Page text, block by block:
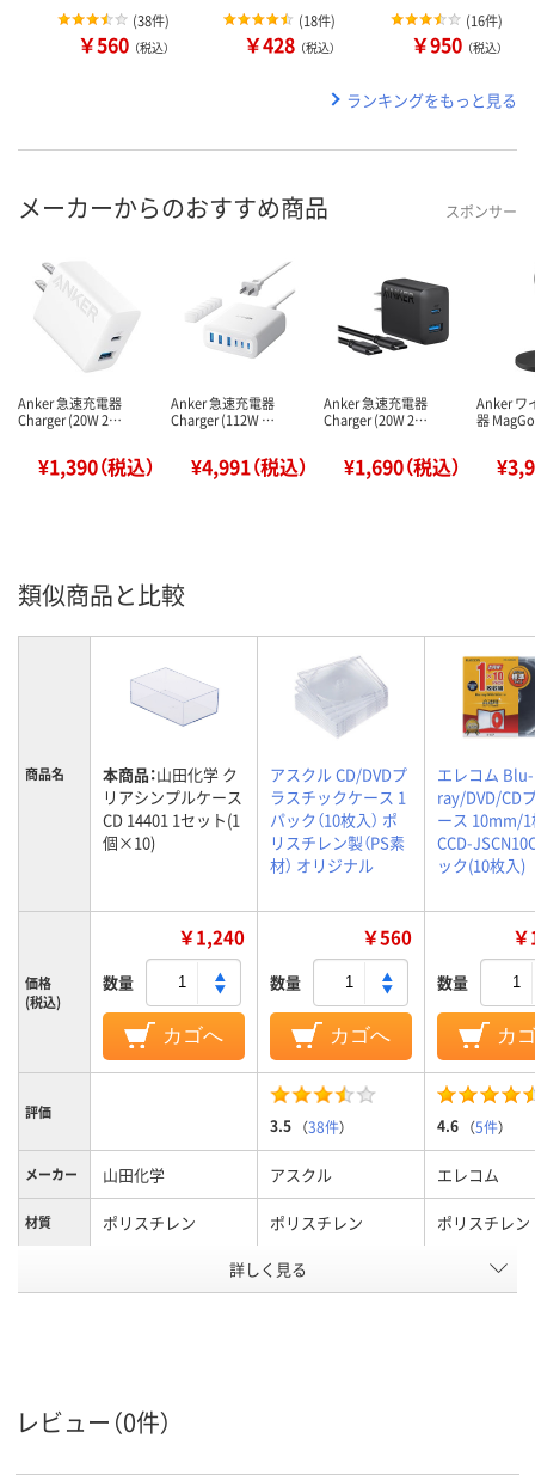
(38件)
￥560 （税込）
(18件)
￥428 （税込）
(16件)
￥950 （税込）
ランキングをもっと見る
メーカーからのおすすめ商品 スポンサー
Anker 急速充電器
Charger (20W 2…
¥1,390（税込）
Anker 急速充電器
Charger (112W …
¥4,991（税込）
Anker 急速充電器
Charger (20W 2…
¥1,690（税込）
Anker ワ
器
類似商品と比較
商品名 本商品：山田化学 ク
リアシンプルケース
CD 14401 1セット(1
個×10)
アスクル CD/DVDプ
ラスチックケース 1
パック（10枚入） ポ
リスチレン製（PS素
材） オリジナル
エレコム Blu-
ray/DVD/CD
ース 10mm/
CCD-
ック(10枚入)
価格
(税込)
￥1,240
数量
カゴへ
￥560
数量
カゴへ
数量
カ
評価
3.5 （38件） 4.6 （5件）
メーカー 山田化学 アスクル エレコム
材質 ポリスチレン ポリスチレン ポリスチレン
25
詳しく見る
レビュー（0件）